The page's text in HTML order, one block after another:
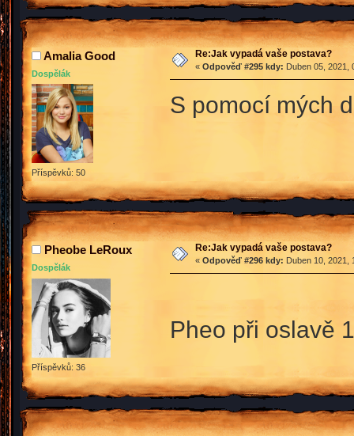
Amalia Good
Dospělák
Příspěvků: 50
Re:Jak vypadá vaše postava?
« Odpověď #295 kdy: Duben 05, 2021,
S pomocí mých
Pheobe LeRoux
Dospělák
Příspěvků: 36
Re:Jak vypadá vaše postava?
« Odpověď #296 kdy: Duben 10, 2021,
Pheo při oslavě